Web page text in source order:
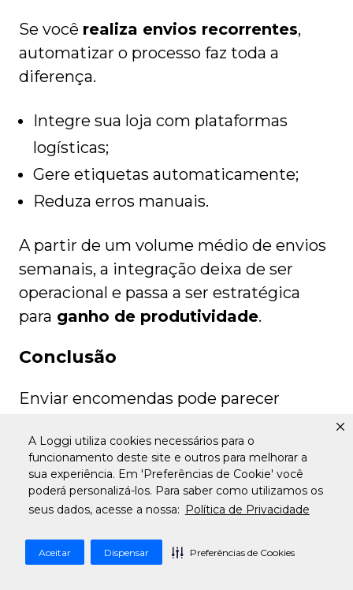
A Loggi utiliza cookies necessários para o
funcionamento deste site e outros para melhorar a
sua experiência. Em 'Preferências de Cookie' você
poderá personalizá-los. Para saber como utilizamos os
seus dados, acesse a nossa: Política de Privacidade
Aceitar Dispensar Preferências de Cookies
Se você realiza envios recorrentes,
automatizar o processo faz toda a
diferença.
Integre sua loja com plataformas
logísticas;
Gere etiquetas automaticamente;
Reduza erros manuais.
A partir de um volume médio de envios
semanais, a integração deixa de ser
operacional e passa a ser estratégica
para ganho de produtividade.
Conclusão
Enviar encomendas pode parecer
ferramentas certas, o processo se torna
simples e previsível.
Com diferentes opções de envio,
rastreamento em tempo real e
possibilidade de integração com lojas